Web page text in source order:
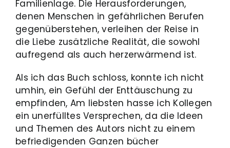
Familienlage. Die Herausforderungen,
denen Menschen in gefährlichen Berufen
gegenüberstehen, verleihen der Reise in
die Liebe zusätzliche Realität, die sowohl
aufregend als auch herzerwärmend ist.
Als ich das Buch schloss, konnte ich nicht
umhin, ein Gefühl der Enttäuschung zu
empfinden, Am liebsten hasse ich Kollegen
ein unerfülltes Versprechen, da die Ideen
und Themen des Autors nicht zu einem
befriedigenden Ganzen bücher